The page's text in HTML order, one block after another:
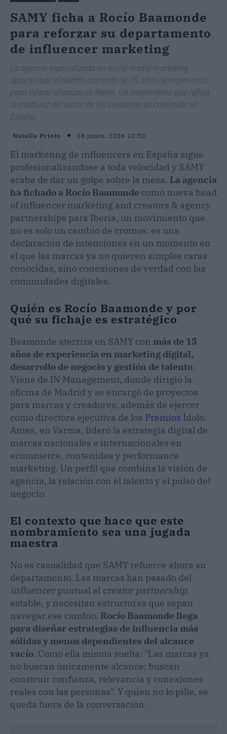
SAMY ficha a Rocío Baamonde
para reforzar su departamento
de influencer marketing
La agencia especializada en social media marketing
apuesta por el talento con más de 15 años de experiencia
para liderar alianzas en Iberia. Un movimiento que refleja
la madurez del sector de los creadores de contenido en
España.
Natalia Prieto 18 junio, 2026 10:30
El marketing de influencers en España sigue
profesionalizándose a toda velocidad y SAMY
acaba de dar un golpe sobre la mesa. La agencia
ha fichado a Rocío Baamonde como nueva head
of influencer marketing and creators & agency
partnerships para Iberia, un movimiento que
no es solo un cambio de cromos: es una
declaración de intenciones en un momento en
el que las marcas ya no quieren simples caras
conocidas, sino conexiones de verdad con las
comunidades digitales.
Quién es Rocío Baamonde y por
qué su fichaje es estratégico
Baamonde aterriza en SAMY con más de 15
años de experiencia en marketing digital,
desarrollo de negocio y gestión de talento.
Viene de IN Management, donde dirigió la
oficina de Madrid y se encargó de proyectos
para marcas y creadores, además de ejercer
como directora ejecutiva de los Premios Ídolo.
Antes, en Varma, lideró la estrategia digital de
marcas nacionales e internacionales en
ecommerce, contenidos y performance
marketing. Un perfil que combina la visión de
agencia, la relación con el talento y el pulso del
negocio.
El contexto que hace que este
nombramiento sea una jugada
maestra
No es casualidad que SAMY refuerce ahora su
departamento. Las marcas han pasado del
influencerpuntual al creator partnership
estable, y necesitan estructuras que sepan
navegar ese cambio. Rocío Baamonde llega
para diseñar estrategias de influencia más
sólidas y menos dependientes del alcance
vacío. Como ella misma suelta: "Las marcas ya
no buscan únicamente alcance; buscan
construir confianza, relevancia y conexiones
reales con las personas". Y quien no lo pille, se
queda fuera de la conversación.